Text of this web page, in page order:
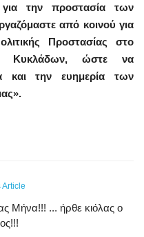
την προστασία των
από κοινού για
Προστασίας στο
Κυκλάδων, ώστε να
και την ευημερία των
Article
Μήνα!!! ... ήρθε κιόλας ο